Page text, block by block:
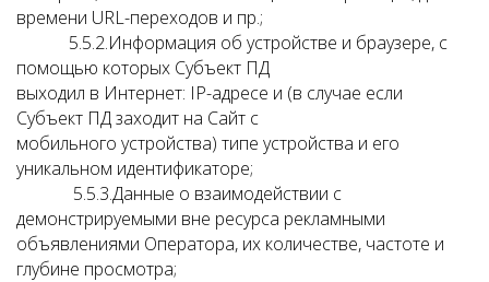
времени URL-переходов и пр.;
5.5.2.Информация об устройстве и браузере, с
помощью которых Субъект ПД
выходил в Интернет: IP-адресе и (в случае если
Субъект ПД заходит на Сайт с
мобильного устройства) типе устройства и его
уникальном идентификаторе;
5.5.3.Данные о взаимодействии с
демонстрируемыми вне ресурса рекламными
объявлениями Оператора, их количестве, частоте и
глубине просмотра;